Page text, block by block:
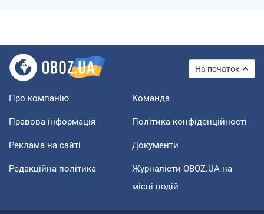
На початок
Про компанію Команда
Правова інформація Політика конфіденційності
Реклама на сайті Документи
Редакційна політика
Журналісти OBOZ.UA на
місці подій